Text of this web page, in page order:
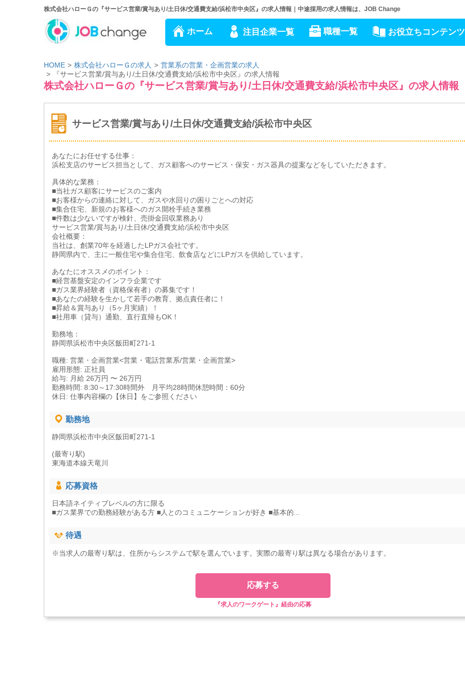
株式会社ハローＧの『サービス営業/賞与あり/土日休/交通費支給/浜松市中央区』の求人情報｜中途採用の求人情報は、JOB Change
ホーム 注目企業一覧 職種一覧 お役立ちコンテンツ
HOME 株式会社ハローＧの求人
営業系の営業・企画営業の求人
『サービス営業/賞与あり/土日休/交通費支給/浜松市中央区』の求人情報
株式会社ハローＧの『サービス営業/賞与あり/土日休/交通費支給/浜松市中央区』の求人情報
サービス営業/賞与あり/土日休/交通費支給/浜松市中央区
あなたにお任せする仕事：
浜松支店のサービス担当として、ガス顧客へのサービス・保安・ガス器具の提案などをしていただきます。
具体的な業務：
■当社ガス顧客にサービスのご案内
■お客様からの連絡に対して、ガスや水回りの困りごとへの対応
■集合住宅、新規のお客様へのガス開栓手続き業務
■件数は少ないですが検針、売掛金回収業務あり
サービス営業/賞与あり/土日休/交通費支給/浜松市中央区
会社概要：
当社は、創業70年を経過したLPガス会社です。
静岡県内で、主に一般住宅や集合住宅、飲食店などにLPガスを供給しています。
あなたにオススメのポイント：
■経営基盤安定のインフラ企業です
■ガス業界経験者（資格保有者）の募集です！
■あなたの経験を生かして若手の教育、拠点責任者に！
■昇給＆賞与あり（5ヶ月実績）！
■社用車（貸与）通勤、直行直帰もOK！
勤務地：
静岡県浜松市中央区飯田町271-1
職種: 営業・企画営業<営業・電話営業系/営業・企画営業>
雇用形態: 正社員
給与: 月給 26万円 〜 26万円
勤務時間: 8:30～17:30時間外 月平均28時間休憩時間：60分
休日: 仕事内容欄の【休日】をご参照ください
勤務地
静岡県浜松市中央区飯田町271-1
(最寄り駅)
東海道本線天竜川
応募資格
日本語ネイティブレベルの方に限る
■ガス業界での勤務経験がある方 ■人とのコミュニケーションが好き ■基本的...
待遇
※当求人の最寄り駅は、住所からシステムで駅を選んでいます。実際の最寄り駅は異なる場合があります。
応募する
『求人のワークゲート』経由の応募